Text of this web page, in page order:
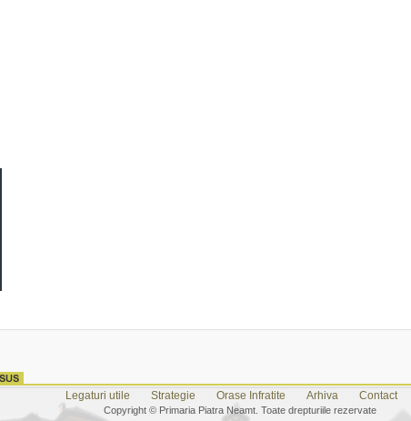
Legaturi utile Strategie Orase Infratite Arhiva Contact
Copyright © Primaria Piatra Neamt. Toate drepturiile rezervate